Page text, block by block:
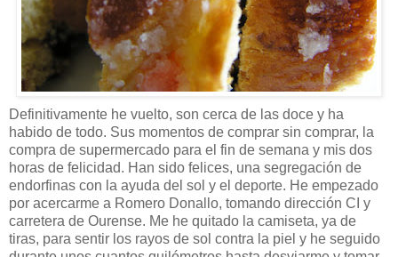
Definitivamente he vuelto, son cerca de las doce y ha
habido de todo. Sus momentos de comprar sin comprar, la
compra de supermercado para el fin de semana y mis dos
horas de felicidad. Han sido felices, una segregación de
endorfinas con la ayuda del sol y el deporte. He empezado
por acercarme a Romero Donallo, tomando dirección CI y
carretera de Ourense. Me he quitado la camiseta, ya de
tiras, para sentir los rayos de sol contra la piel y he seguido